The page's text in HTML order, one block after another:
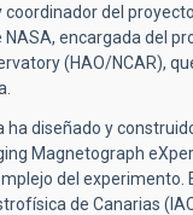
coordinador del
encargada del
(HAO/NCAR),
ha diseñado y
Magnetograph
del experimento.
de Canarias